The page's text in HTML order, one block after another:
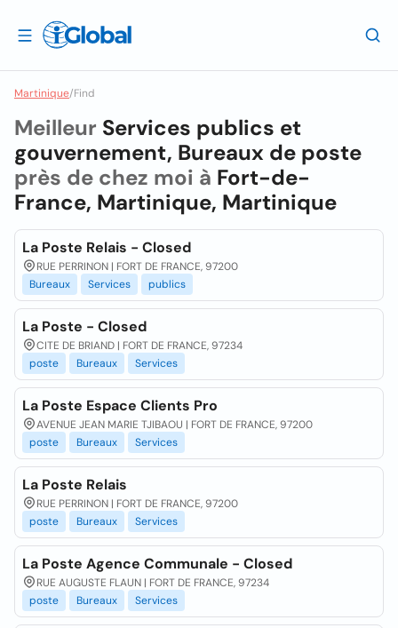
Martinique/Find
Meilleur Services publics et
gouvernement, Bureaux de poste
près de chez moi à Fort-de-
France, Martinique, Martinique
La Poste Relais - Closed
RUE PERRINON | FORT DE FRANCE, 97200
Bureaux
Services publics
La Poste - Closed
CITE DE BRIAND | FORT DE FRANCE, 97234
poste
Bureaux Services
La Poste Espace Clients Pro
AVENUE JEAN MARIE TJIBAOU | FORT DE FRANCE, 97200
poste
Bureaux Services
La Poste Relais
RUE PERRINON | FORT DE FRANCE, 97200
poste
Bureaux Services
La Poste Agence Communale - Closed
RUE AUGUSTE FLAUN | FORT DE FRANCE, 97234
poste
Bureaux Services